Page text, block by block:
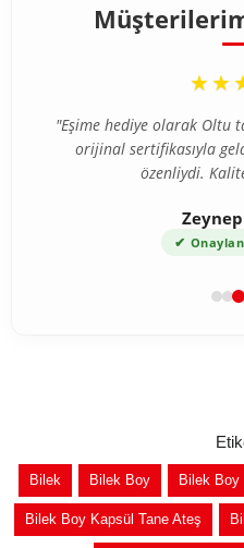
"Eşime hediye olarak Oltu
orijinal sertifikasıyla
özenliydi.
✔
Bilek Bilek Boy Bilek Boy
Bilek Boy Kapsül Tane Ateş